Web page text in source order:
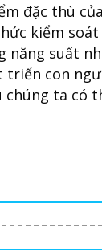
đặc thù
kiểm
năng suất
triển con
chúng ta có